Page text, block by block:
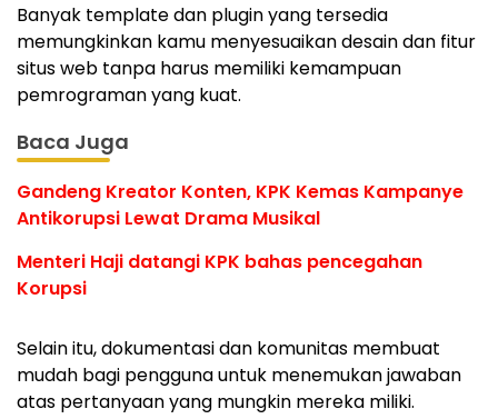
Banyak template dan plugin yang tersedia
memungkinkan kamu menyesuaikan desain dan fitur
situs web tanpa harus memiliki kemampuan
pemrograman yang kuat.
Baca Juga
Gandeng Kreator Konten, KPK Kemas Kampanye
Antikorupsi Lewat Drama Musikal
Menteri Haji datangi KPK bahas pencegahan
Korupsi
Selain itu, dokumentasi dan komunitas membuat
mudah bagi pengguna untuk menemukan jawaban
atas pertanyaan yang mungkin mereka miliki.